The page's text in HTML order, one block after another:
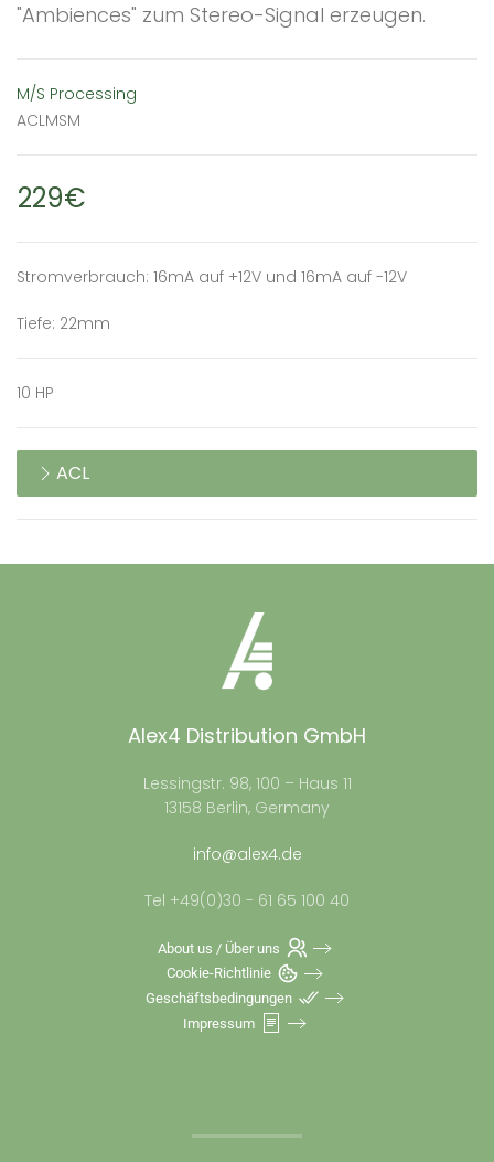
"Ambiences" zum Stereo-Signal erzeugen.
M/S Processing
ACLMSM
229€
Stromverbrauch: 16mA auf +12V und 16mA auf -12V
Tiefe: 22mm
10 HP
ACL
Alex4 Distribution GmbH
Lessingstr. 98, 100 – Haus 11
13158 Berlin, Germany
info@alex4.de
Tel +49(0)30 - 61 65 100 40
About us / Über uns
Cookie-Richtlinie
Geschäftsbedingungen
Impressum